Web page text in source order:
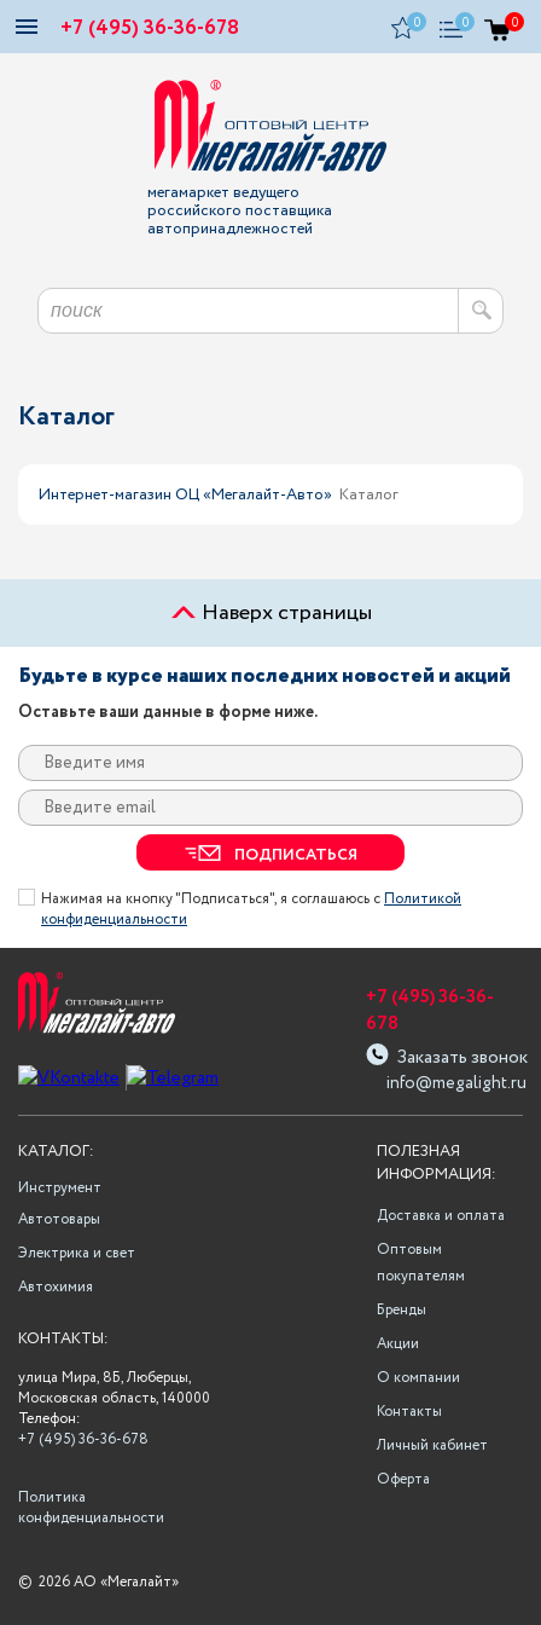
+7 (495) 36-36-678 0 0 0
мегамаркет ведущего
российского поставщика
автопринадлежностей
Каталог
Интернет-магазин ОЦ «Мегалайт-Авто» Каталог
Наверх страницы
Будьте в курсе наших последних новостей и акций
Оставьте ваши данные в форме ниже.
ПОДПИСАТЬСЯ
Нажимая на кнопку "Подписаться", я соглашаюсь сПолитикой
конфиденциальности
info@megalight.ru
+7 (495) 36-36-
678
Заказать звонок
ПОЛЕЗНАЯ
ИНФОРМАЦИЯ:
Доставка и оплата
Оптовым
покупателям
Бренды
Акции
О компании
Контакты
Личный кабинет
Оферта
КАТАЛОГ:
Инструмент
Автотовары
Электрика и свет
Автохимия
КОНТАКТЫ:
улица Мира, 8Б, Люберцы,
Московская область, 140000
Телефон:
+7 (495) 36-36-678
Политика
конфиденциальности
© 2026 АО «Мегалайт»